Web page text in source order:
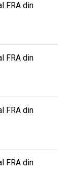
FRA din
FRA din
FRA din
FRA din